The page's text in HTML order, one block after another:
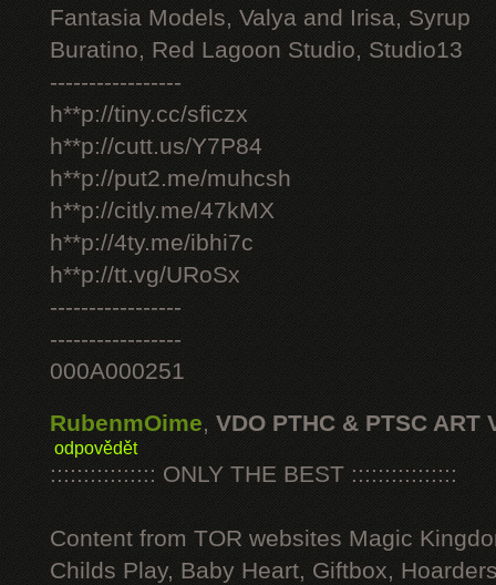
Fantasia Models, Valya and Irisa, Syrup
Buratino, Red Lagoon Studio, Studio13
-----------------
h**p://tiny.cc/sficzx
h**p://cutt.us/Y7P84
h**p://put2.me/muhcsh
h**p://citly.me/47kMX
h**p://4ty.me/ibhi7c
h**p://tt.vg/URoSx
-----------------
-----------------
000A000251
RubenmOime, VDO PTHC & PTSC ART
odpovědět
:::::::::::::::: ONLY THE BEST ::::::::::::::::
Content from TOR websites Magic
Childs Play, Baby Heart, Giftbox,